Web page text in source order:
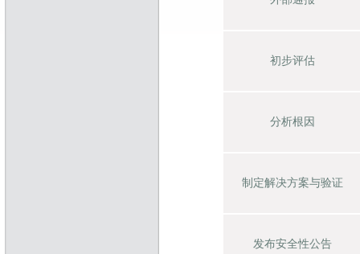
初步评估
分析根因
制定解决方案与验证
发布安全性公告